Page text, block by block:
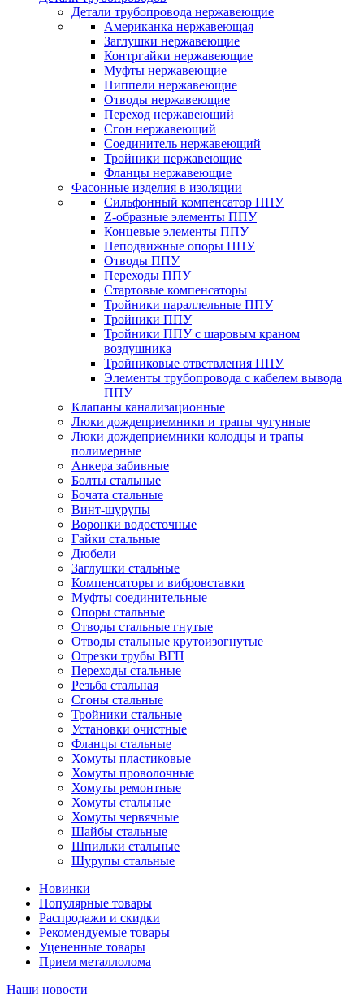
Детали трубопровода нержавеющие
Американка нержавеющая
Заглушки нержавеющие
Контргайки нержавеющие
Муфты нержавеющие
Ниппели нержавеющие
Отводы нержавеющие
Переход нержавеющий
Сгон нержавеющий
Соединитель нержавеющий
Тройники нержавеющие
Фланцы нержавеющие
Фасонные изделия в изоляции
Cильфонный компенсатор ППУ
Z-образные элементы ППУ
Концевые элементы ППУ
Неподвижные опоры ППУ
Отводы ППУ
Переходы ППУ
Стартовые компенсаторы
Тройники параллельные ППУ
Тройники ППУ
Тройники ППУ с шаровым краном
воздушника
Тройниковые ответвления ППУ
Элементы трубопровода с кабелем вывода
ППУ
Клапаны канализационные
Люки дождеприемники и трапы чугунные
Люки дождеприемники колодцы и трапы
полимерные
Анкера забивные
Болты стальные
Бочата стальные
Винт-шурупы
Воронки водосточные
Гайки стальные
Дюбели
Заглушки стальные
Компенсаторы и вибровставки
Муфты соединительные
Опоры стальные
Отводы стальные гнутые
Отводы стальные крутоизогнутые
Отрезки трубы ВГП
Переходы стальные
Резьба стальная
Сгоны стальные
Тройники стальные
Установки очистные
Фланцы стальные
Хомуты пластиковые
Хомуты проволочные
Хомуты ремонтные
Хомуты стальные
Хомуты червячные
Шайбы стальные
Шпильки стальные
Шурупы стальные
Новинки
Популярные товары
Распродажи и скидки
Рекомендуемые товары
Уцененные товары
Прием металлолома
Наши новости